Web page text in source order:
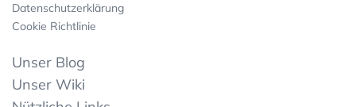
Datenschutzerklärung
Cookie Richtlinie
Unser Blog
Unser Wiki